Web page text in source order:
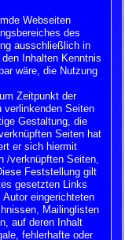
Webseiten
des
ausschließlich in
Inhalten Kenntnis
wäre, die Nutzung
Zeitpunkt der
verlinkenden Seiten
Gestaltung, die
Seiten hat
er sich hiermit
/verknüpften Seiten,
Feststellung gilt
gesetzten Links
eingerichteten
Mailinglisten
auf deren Inhalt
fehlerhafte oder